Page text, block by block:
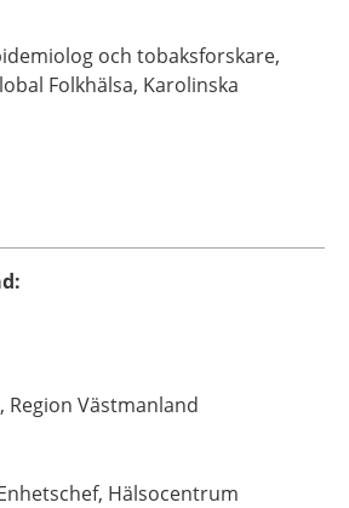
och tobaksforskare,
Folkhälsa, Karolinska
:
Region Västmanland
Hälsocentrum